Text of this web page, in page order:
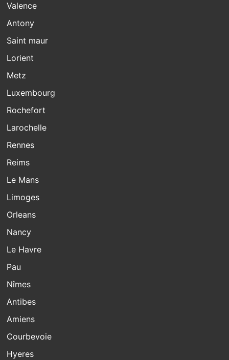
Valence
Antony
Saint maur
Lorient
Metz
Luxembourg
Rochefort
Larochelle
Rennes
Reims
Le Mans
Limoges
Orleans
Nancy
Le Havre
Pau
Nîmes
Antibes
Amiens
Courbevoie
Hyeres